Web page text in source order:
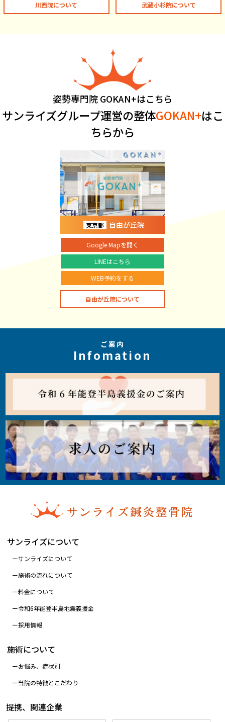
川西院について 武蔵小杉院について
姿勢専門院 GOKAN+はこちら
サンライズグループ運営の整体GOKAN+はこ
ちらから
東京都 自由が丘院
Google Mapを開く
LINEはこちら
WEB予約をする
自由が丘院について
ご案内
Infomation
サンライズについて
サンライズについて
施術の流れについて
料金について
令和6年能登半島地震義援金
採用情報
施術について
お悩み、症状別
当院の特徴とこだわり
提携、関連企業